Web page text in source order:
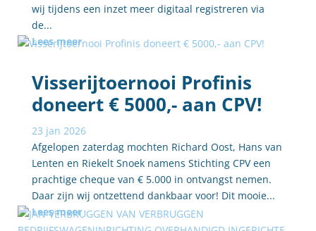
wij tijdens een inzet meer digitaal registreren via
de...
Lees meer
Visserijtoernooi Profinis
doneert € 5000,- aan CPV!
23 jan 2026
Afgelopen zaterdag mochten Richard Oost, Hans van
Lenten en Riekelt Snoek namens Stichting CPV een
prachtige cheque van € 5.000 in ontvangst nemen.
Daar zijn wij ontzettend dankbaar voor! Dit mooie...
Lees meer